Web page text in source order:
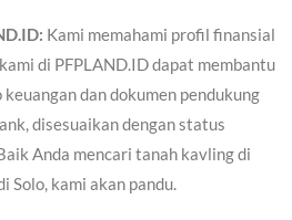
Kami memahami profil finansial
di PFPLAND.ID dapat membantu
dan dokumen pendukung
disesuaikan dengan status
Anda mencari tanah kavling di
Solo, kami akan pandu.